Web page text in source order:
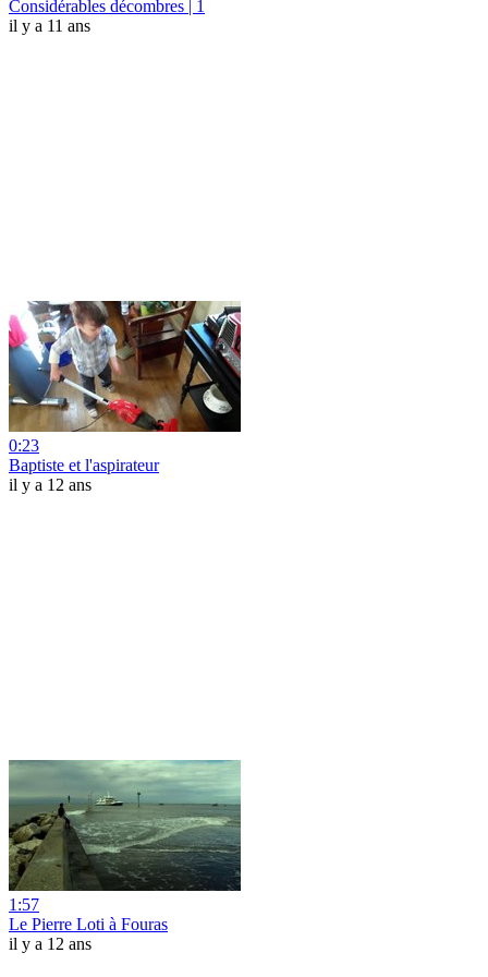
Considérables décombres | 1
il y a 11 ans
0:23
Baptiste et l'aspirateur
il y a 12 ans
1:57
Le Pierre Loti à Fouras
il y a 12 ans